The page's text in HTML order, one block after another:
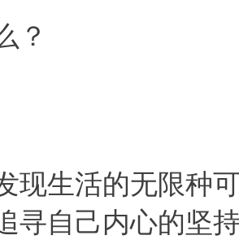
？
现生活的无限种
寻自己内心的坚